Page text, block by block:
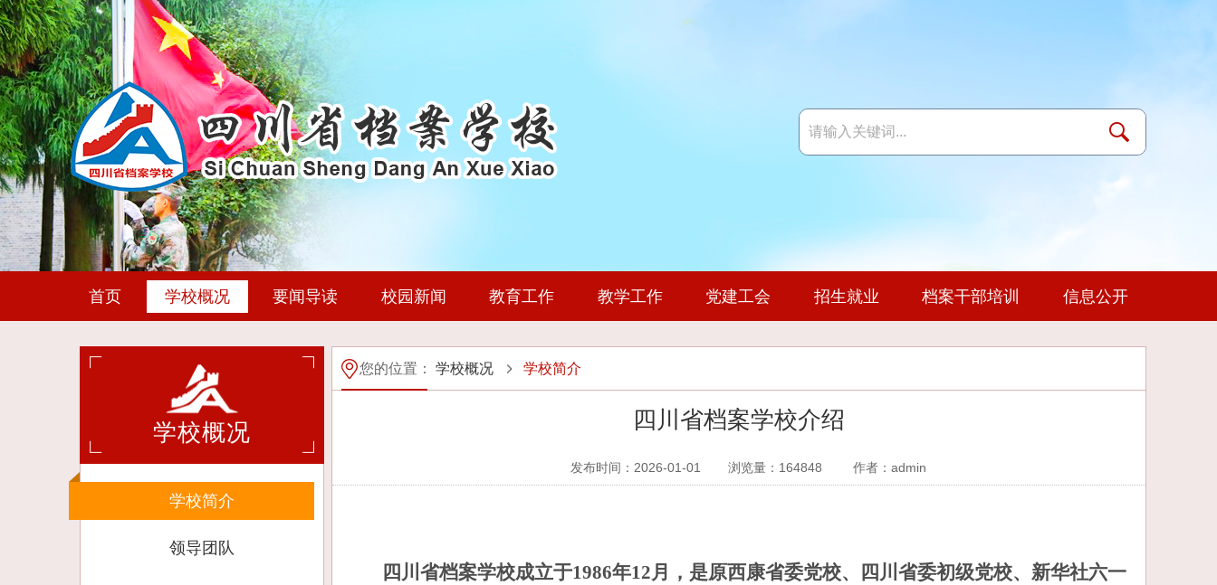
首页 学校概况
学校简介 领导团队 历史沿革 机构设置 联系我们 媒体聚焦 校长信箱
要闻导读 校园新闻 教育工作
政策文件 教育活动 团委学生会 风采展示 杂志社 知识库 心理健康教育
教学工作
教育教学动态 科研动态 专业建设 学习资源 师资队伍 校企合作 实践教学 技能竞赛
党建工会
政策文件 党风廉政 通知公告 学习资料 党建动态
招生就业
招生计划 就业动态 实习基地 继续教育
档案干部培训
基地简介 培训信息 培训动态 生活环境
信息公开
通知公告 专项建设 公开制度 收费公示 人事师资 年度报告 交流与合作 文件下载
学校概况
学校简介
领导团队
您的位置： 学校概况 学校简介
四川省档案学校介绍
发布时间：2026-01-01 浏览量： 164848 作者：admin
四川省档案学校成立于1986年12月，是原西康省委党校、四川省委初级党校、新华社六一